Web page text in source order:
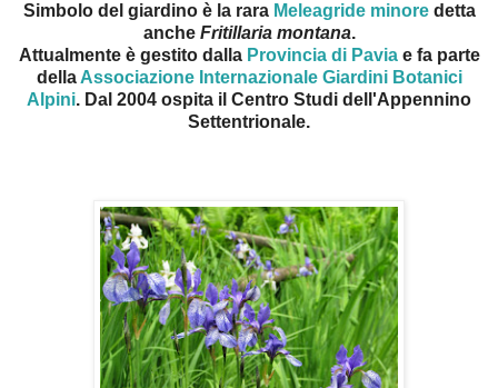
Simbolo del giardino è la rara Meleagride minoredetta
anche Fritillaria montana.
Attualmente è gestito dalla Provincia di Paviae fa parte
della Associazione Internazionale Giardini Botanici
Alpini. Dal 2004 ospita il Centro Studi dell'Appennino
Settentrionale.